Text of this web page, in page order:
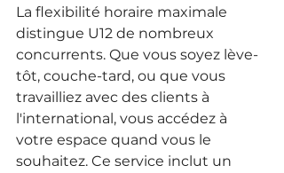
La flexibilité horaire maximale
distingue U12 de nombreux
concurrents. Que vous soyez lève-
tôt, couche-tard, ou que vous
travailliez avec des clients à
l'international, vous accédez à
votre espace quand vous le
souhaitez. Ce service inclut un